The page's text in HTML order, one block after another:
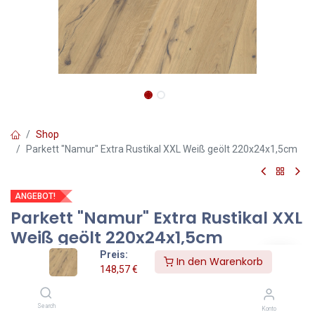
Preis:
148,57€
In den Warenkorb
Search Konto
Shop
Parkett "Namur" Extra Rustikal XXL Weiß geölt 220x24x1,5cm
ANGEBOT!
Parkett "Namur" Extra Rustikal XXL
Weiß geölt 220x24x1,5cm
Das Parkett „Namur Extra Rustikal XXL“ weiß geölt vereint
natürliche Eiche mit moderner Eleganz. Mit seinen XXL-Dielen im
Format 220 × 24 × 1,5 cm schafft es eine großzügige, ruhige
Raumwirkung und passt perfekt zu zeitgenössischer Architektur